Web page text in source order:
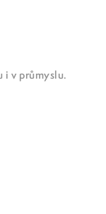
i v průmyslu.